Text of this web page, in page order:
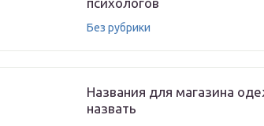
Без рубрики
Названия для магазина
назвать